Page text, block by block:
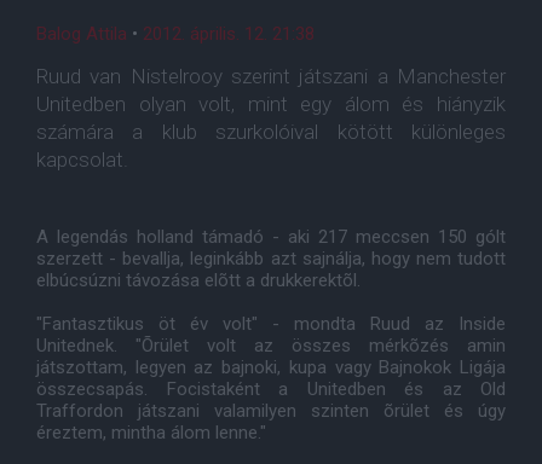
Balog Attila • 2012. április. 12. 21:38
Ruud van Nistelrooy szerint játszani a Manchester
Unitedben olyan volt, mint egy álom és hiányzik
számára a klub szurkolóival kötött különleges
kapcsolat.
A legendás holland támadó - aki 217 meccsen 150 gólt
szerzett - bevallja, leginkább azt sajnálja, hogy nem tudott
elbúcsúzni távozása elõtt a drukkerektõl.
"Fantasztikus öt év volt" - mondta Ruud az Inside
Unitednek. "Õrület volt az összes mérkõzés amin
játszottam, legyen az bajnoki, kupa vagy Bajnokok Ligája
összecsapás. Focistaként a Unitedben és az Old
Traffordon játszani valamilyen szinten õrület és úgy
éreztem, mintha álom lenne."